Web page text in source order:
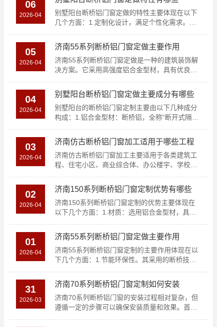
06
2026-04
别墅阳台断桥铝门窗定做的特性主要体现在以下
几个方面：1.定制化设计，满足个性化需求。无
05
2026-04
济南55系列断桥铝门窗定做主要作用
济南55系列断桥铝门窗定做是一种的建筑装饰解
决方案。它采用高强度铝合金型材，具有优良的
04
2026-04
别墅阳台断桥铝门窗定做主要成分有哪些
别墅阳台的断桥铝门窗定制主要由以下几种成分
构成：1.铝合金型材：断桥铝，全称“断开式隔热
03
2026-04
济南仿古断桥铝门窗加工适用于哪些工程
济南仿古断桥铝门窗加工主要适用于各类建筑工
程、住宅小区、商业综合体、办公楼宇、学校医
02
2026-04
济南150系列断桥铝门窗定制优势有哪些
济南150系列断桥铝门窗定制的优势主要体现在
以下几个方面：1.材质：选用铝合金型材，具有
01
2026-04
济南55系列断桥铝门窗定做主要作用
济南55系列断桥铝门窗定制的主要作用体现在以
下几个方面：1.节能环保性。其采用的断桥技
31
2026-03
济南70系列断桥铝门窗定制如何安装
济南70系列断桥铝门窗的安装过程相对复杂，但
遵循一定的步骤可以确保安装质量和效果。首先